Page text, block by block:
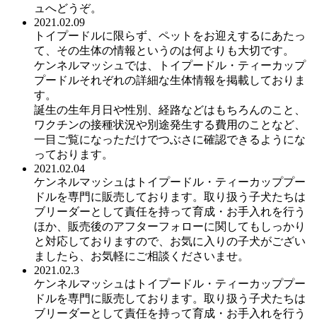
ュへどうぞ。
2021.02.09
トイプードルに限らず、ペットをお迎えするにあたっ
て、その生体の情報というのは何よりも大切です。
ケンネルマッシュでは、トイプードル・ティーカップ
プードルそれぞれの詳細な生体情報を掲載しておりま
す。
誕生の生年月日や性別、経路などはもちろんのこと、
ワクチンの接種状況や別途発生する費用のことなど、
一目ご覧になっただけでつぶさに確認できるようにな
っております。
2021.02.04
ケンネルマッシュはトイプードル・ティーカッププー
ドルを専門に販売しております。取り扱う子犬たちは
ブリーダーとして責任を持って育成・お手入れを行う
ほか、販売後のアフターフォローに関してもしっかり
と対応しておりますので、お気に入りの子犬がござい
ましたら、お気軽にご相談くださいませ。
2021.02.3
ケンネルマッシュはトイプードル・ティーカッププー
ドルを専門に販売しております。取り扱う子犬たちは
ブリーダーとして責任を持って育成・お手入れを行う